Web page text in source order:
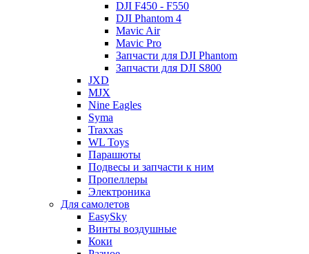
DJI F450 - F550
DJI Phantom 4
Mavic Air
Mavic Pro
Запчасти для DJI Phantom
Запчасти для DJI S800
JXD
MJX
Nine Eagles
Syma
Traxxas
WL Toys
Парашюты
Подвесы и запчасти к ним
Пропеллеры
Электроника
Для самолетов
EasySky
Винты воздушные
Коки